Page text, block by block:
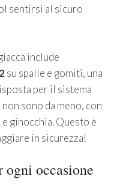
sentirsi al sicuro
include
su spalle e gomiti, una
per il sistema
sono da meno, con
e ginocchia. Questo è
in sicurezza!
occasione